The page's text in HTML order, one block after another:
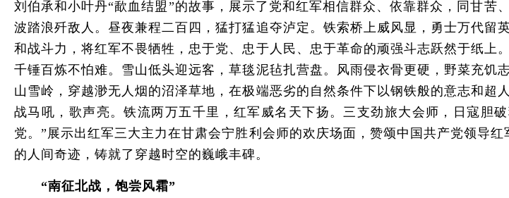
刘伯承和小叶丹“歃血结盟”的故事，展示了党和红军相信群众、依靠群众，同甘
波踏浪歼敌人。昼夜兼程二百四，猛打猛追夺泸定。铁索桥上威风显，勇士万代
和战斗力，将红军不畏牺牲，忠于党、忠于人民、忠于革命的顽强斗志跃然于纸
千锤百炼不怕难。雪山低头迎远客，草毯泥毡扎营盘。风雨侵衣骨更硬，野菜充
山雪岭，穿越渺无人烟的沼泽草地，在极端恶劣的自然条件下以钢铁般的意志和
战马吼，歌声亮。铁流两万五千里，红军威名天下扬。三支劲旅大会师，日寇胆
党。”展示出红军三大主力在甘肃会宁胜利会师的欢庆场面，赞颂中国共产党领导
的人间奇迹，铸就了穿越时空的巍峨丰碑。
“南征北战，饱尝风霜”